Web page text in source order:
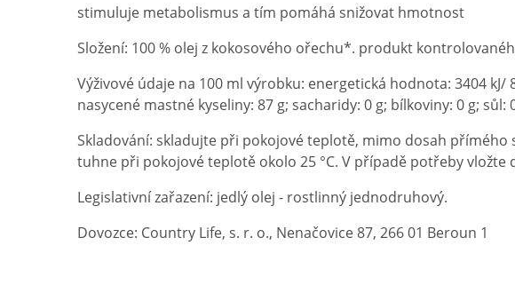
stimuluje metabolismus a tím pomáhá snižovat hmotnost
Složení: 100 % olej z kokosového ořechu*. produkt
Výživové údaje na 100 ml výrobku: energetická hodnota: 3404 kJ/
nasycené mastné kyseliny: 87 g; sacharidy: 0 g; bílkoviny: 0 g; sůl:
Skladování: skladujte při pokojové teplotě, mimo dosah přímého
tuhne při pokojové teplotě okolo 25 °C. V případě potřeby vložte
Legislativní zařazení: jedlý olej - rostlinný jednodruhový.
Dovozce: Country Life, s. r. o., Nenačovice 87, 266 01 Beroun 1